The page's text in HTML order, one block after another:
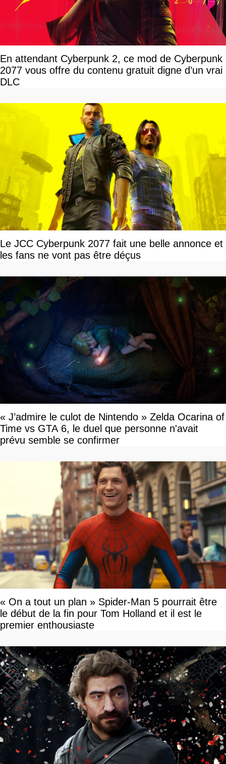
En attendant Cyberpunk 2, ce mod de Cyberpunk
2077 vous offre du contenu gratuit digne d’un vrai
DLC
Le JCC Cyberpunk 2077 fait une belle annonce et
les fans ne vont pas être déçus
« J’admire le culot de Nintendo » Zelda Ocarina of
Time vs GTA 6, le duel que personne n'avait
prévu semble se confirmer
« On a tout un plan » Spider-Man 5 pourrait être
le début de la fin pour Tom Holland et il est le
premier enthousiaste